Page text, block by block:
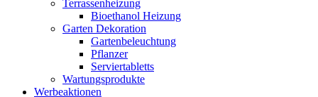
Terrassenheizung
Bioethanol Heizung
Garten Dekoration
Gartenbeleuchtung
Pflanzer
Serviertabletts
Wartungsprodukte
Werbeaktionen